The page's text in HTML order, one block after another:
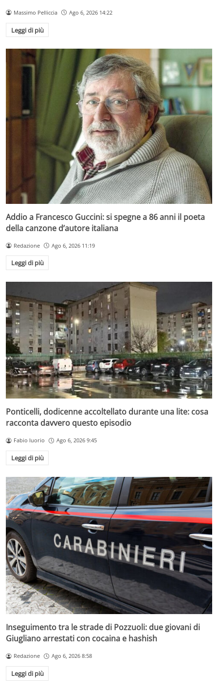
Massimo Pelliccia Ago 6, 2026 14:22
Leggi di più
Addio a Francesco Guccini: si spegne a 86 anni il poeta
della canzone d’autore italiana
Redazione Ago 6, 2026 11:19
Leggi di più
Ponticelli, dodicenne accoltellato durante una lite: cosa
racconta davvero questo episodio
Fabio Iuorio Ago 6, 2026 9:45
Leggi di più
Inseguimento tra le strade di Pozzuoli: due giovani di
Giugliano arrestati con cocaina e hashish
Redazione Ago 6, 2026 8:58
Leggi di più